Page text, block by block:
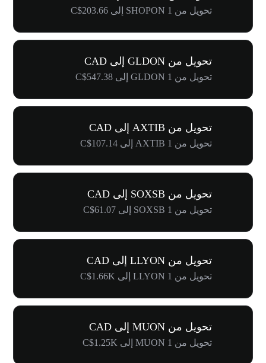
تحويل من 1 SHOPON إلى C$203.66
تحويل من GLDON إلى CAD
تحويل من 1 GLDON إلى C$547.38
تحويل من AXTIB إلى CAD
تحويل من 1 AXTIB إلى C$107.14
تحويل من SOXSB إلى CAD
تحويل من 1 SOXSB إلى C$61.07
تحويل من LLYON إلى CAD
تحويل من 1 LLYON إلى C$1.66K
تحويل من MUON إلى CAD
تحويل من 1 MUON إلى C$1.25K